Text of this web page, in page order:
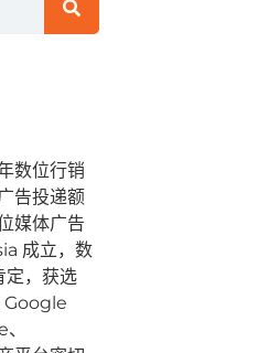
数位⾏销
告投递额
媒体⼴告
成⽴，数
定，获选